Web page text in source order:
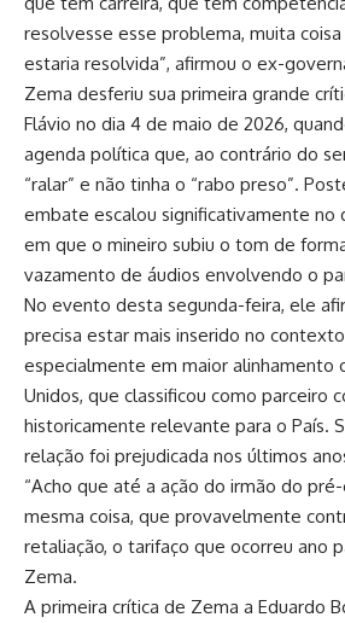
resolvesse esse problema, muita
estaria resolvida”, afirmou o ex-
Zema desferiu sua primeira grande
Flávio no dia 4 de maio de 2026,
agenda política que, ao contrário do
“ralar” e não tinha o “rabo preso”.
embate escalou significativamente no
em que o mineiro subiu o tom de
vazamento de áudios envolvendo o
No evento desta segunda-feira, ele
precisa estar mais inserido no
especialmente em maior alinhamento
Unidos, que classificou como parceiro
historicamente relevante para o País.
relação foi prejudicada nos últimos
“Acho que até a ação do irmão do
mesma coisa, que provavelmente
retaliação, o tarifaço que ocorreu ano
Zema.
A primeira crítica de Zema a Eduardo